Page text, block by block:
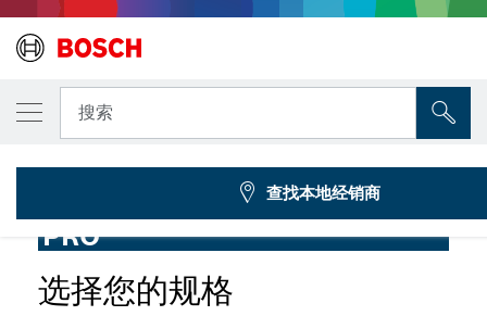
搜索
... PRO专业系列SDS max五坑5C扁凿
PRO
选择您的规格
您选择的型号
PRO专业系列SDS max五坑5C扁凿，25 x 400
2 608 690 551
查找本地经销商